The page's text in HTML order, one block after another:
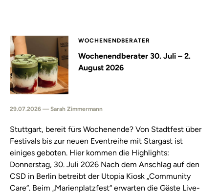
WOCHENENDBERATER
Wochenendberater 30. Juli – 2.
August 2026
29.07.2026 — Sarah Zimmermann
Stuttgart, bereit fürs Wochenende? Von Stadtfest über
Festivals bis zur neuen Eventreihe mit Stargast ist
einiges geboten. Hier kommen die Highlights:
Donnerstag, 30. Juli 2026 Nach dem Anschlag auf den
CSD in Berlin betreibt der Utopia Kiosk „Community
Care“. Beim „Marienplatzfest“ erwarten die Gäste Live-